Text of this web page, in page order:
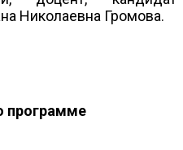
Николаевна Громова.
программе